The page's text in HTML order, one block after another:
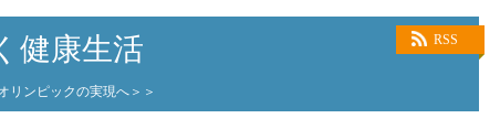
RSS
健康生活
リンピックの実現へ＞＞